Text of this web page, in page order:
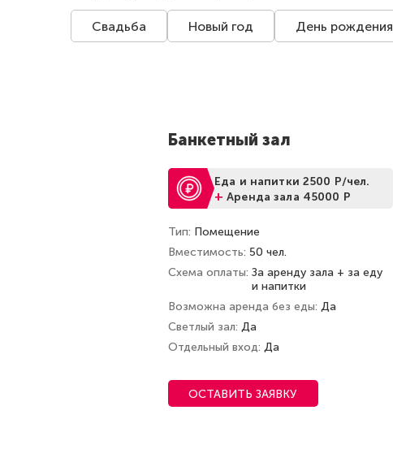
Свадьба Новый год День рождения
Банкетный зал
Еда и напитки 2500 Р/чел.
+ Аренда зала 45000 Р
Тип Помещение
Вместимость 50 чел.
Схема оплаты За аренду зала + за еду
и напитки
Возможна аренда без еды Да
Светлый зал Да
Отдельный вход Да
ОСТАВИТЬ ЗАЯВКУ